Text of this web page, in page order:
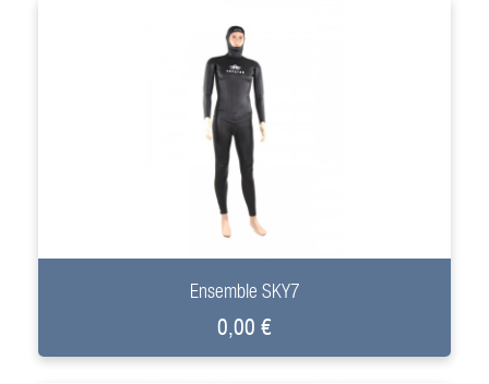
+
Ensemble SKY7
0,00 €